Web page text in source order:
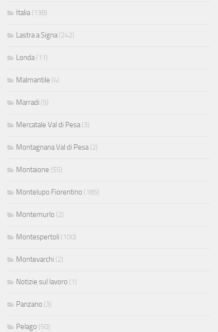
Italia(138)
Lastra a Signa(242)
Londa(11)
Malmantile (4)
Marradi (5)
Mercatale Val di Pesa(3)
Montagnana Val di Pesa(2)
Montaione (55)
Montelupo Fiorentino (185)
Montemurlo (2)
Montespertoli (100)
Montevarchi (2)
Notizie sul lavoro (1)
Panzano (3)
Pelago (50)